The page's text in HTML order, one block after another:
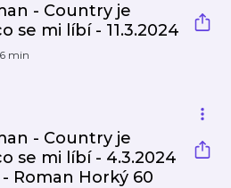
- Country je
se mi líbí - 11.3.2024
min
- Country je
se mi líbí - 4.3.2024
- Roman Horký 60